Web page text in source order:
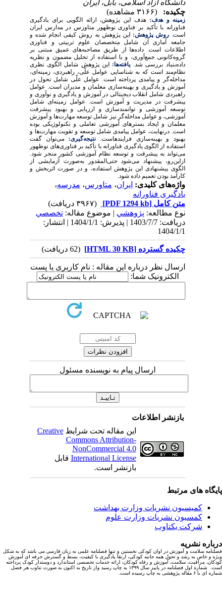
دانشگاه آزاد اسلامی، بابل، ایران
چکیده:
زمینه و هدف: هدف این پژوهش، ارائه الگویی برای یادگیری
فناورانه با تأکید بر فناوری نوظهور متاورس در مدارس ایران
است.روش پژوهش: این پژوهش به روش کیفی انجام شده و
جامعه آماری آن شامل متخصصان علوم تربیتی و فناوری
اطلاعات است. داده‌ها از طریق مصاحبه‌های عمیق مبتنی بر
گروه‌کانونی جمع‌آوری، و با استفاده از تحلیل مضمون و نظریه
داده‌بنیاد بررسی شد.یافته‌ها: این پژوهش شامل الگوی نظری
نظام‌مند است که به شناسایی عوامل علّی، راهبردی، زمینه‌ای،
مداخله‌گر و پیامدی پرداخته است. عوامل علّی شامل تحول در
آموزش و یادگیری و بهینه‌سازی معلمان و مدیران است. عوامل
راهبردی شامل انقلاب دیجیتالی در آموزش و یادگیری و نوآوری و
پیشرفت در مدیریت و آموزش است. عوامل زمینه‌ای شامل
توسعه آموزشی و توانمندسازی و ارزیابی و بهبود پیشرفت
آموزشی، و عوامل مداخله‌گر نیز شامل توسعه مهارت‌ها و آموزش
معلمان و ایجاد بسترهای آموزشی تعاملی و تکنولوژیکی بوده
است. درنهایت، عوامل پیامدی شامل توسعه و تقویت مهارت‌ها و
بهبود و بهینه‌سازی فرایندهاست.نتیجه‌گیری:
می‌توان گفت
استفاده از الگوی یادگیری فناورانه با تأکید بر فناوری‌های نوظهور
می‌تواند به پیشرفت و توسعه نظام آموزشی کشور منجر شود.
ازاین‌رو، پیشنهاد می‌شود حتی‌المقدور به‌صورت آزمایشی از
الگوی پیشنهادی این پژوهش استفاده، و در صورت اثربخش و
کارآمد بودن تعمیم داده شود.
واژه‌های کلیدی:ایران ،متاورس،مدرسه،
یادگیری فناورانه
متن کامل[PDF 1294 kb]
نوع مطالعه:پژوهشي| موضوع مقاله:تخصصي
دریافت: 1403/7/7 | پذیرش: 1404/1/1 | انتشار:
1404/1/1
چکیده گسترده [HTML 30 KB] (62 دریافت)
ارسال نظر درباره این مقاله : نام کاربری یا پست
الکترونیک شما:
ارسال پیام به نویسنده مسئول
بازنشر اطلاعات
این مقاله تحت شرایطCreative
Commons Attribution-
NonCommercial 4.0
International Licenseقابل
بازنشر است.
های مرتبط
کمیسیون نشریات وزارت بهداشت
کمسیون نشریات وزارت علوم
شرکت یکتاوب
نشریه
سلامت و آموزش در اوان کودکی نخستین و تنها فصلنامه علمی به زبان فارسی می باشد که به شکل
و خاص به رشد و تحول همه جانبه کودکی، ارتقا یادگیری با کیفیت، بسط و گسترش حرفه ای آموزش
مراقبت، سلامت، آموزش و رفاه کودکان، ارائه خدمات تخصصی استاندارد و دوستدار کودک پرداخته
است. شماره اول فصلنامه در پاییز سال ۱۳۹۹ به چاپ رسید واز تاریخ به اکنون به صورت تناوب هر فصل
۶ مقاله پژوهشی به چاپ رسیده است.